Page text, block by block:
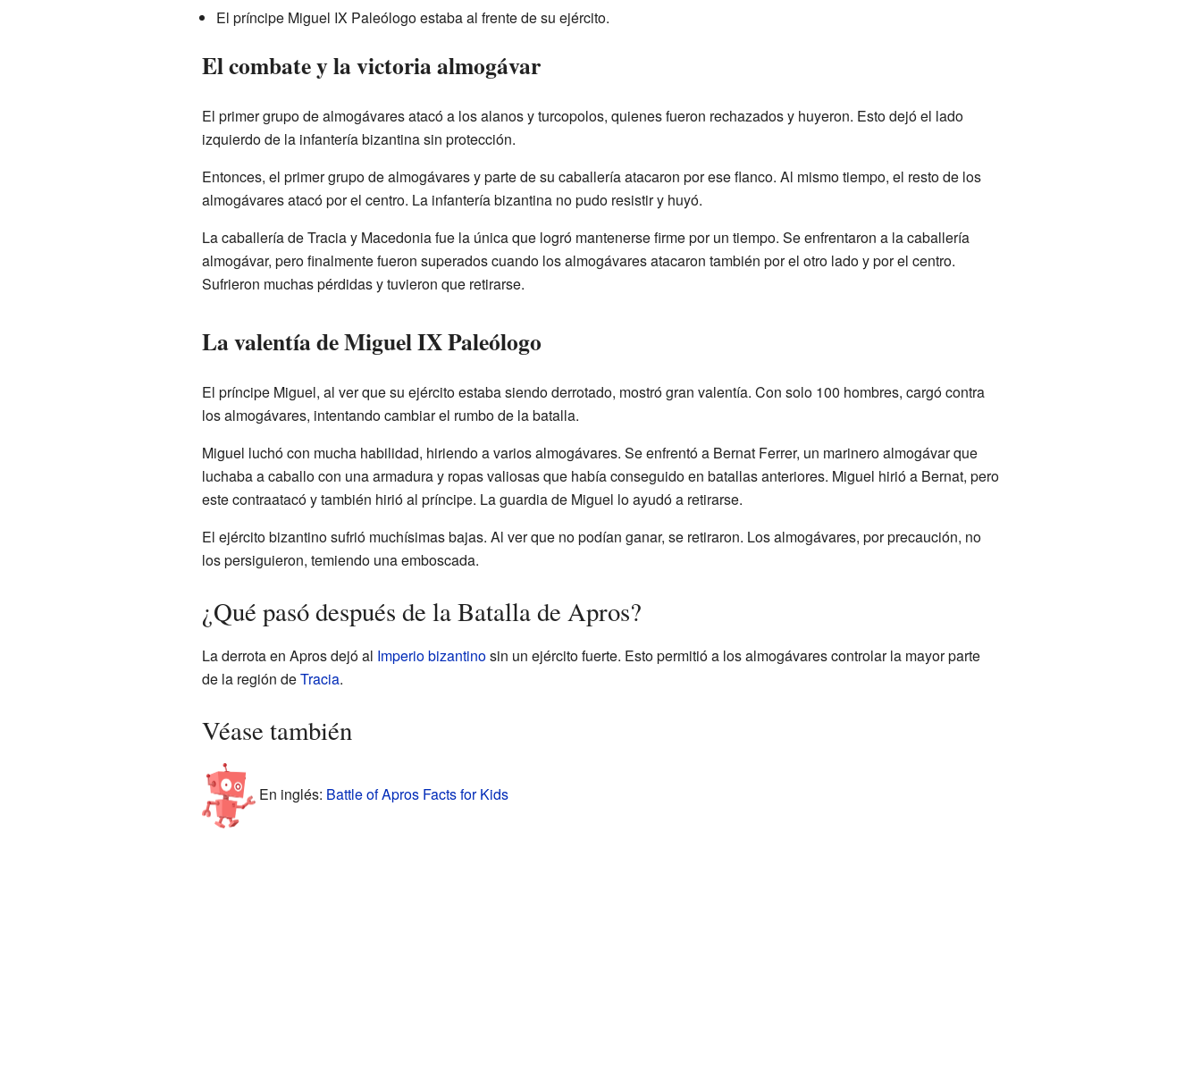
El príncipe Miguel IX Paleólogo estaba al frente de su ejército.
El combate y la victoria almogávar
El primer grupo de almogávares atacó a los alanos y turcopolos, quienes fueron rechazados y huyeron. Esto dejó el lado
izquierdo de la infantería bizantina sin protección.
Entonces, el primer grupo de almogávares y parte de su caballería atacaron por ese flanco. Al mismo tiempo, el resto de los
almogávares atacó por el centro. La infantería bizantina no pudo resistir y huyó.
La caballería de Tracia y Macedonia fue la única que logró mantenerse firme por un tiempo. Se enfrentaron a la caballería
almogávar, pero finalmente fueron superados cuando los almogávares atacaron también por el otro lado y por el centro.
Sufrieron muchas pérdidas y tuvieron que retirarse.
La valentía de Miguel IX Paleólogo
El príncipe Miguel, al ver que su ejército estaba siendo derrotado, mostró gran valentía. Con solo 100 hombres, cargó contra
los almogávares, intentando cambiar el rumbo de la batalla.
Miguel luchó con mucha habilidad, hiriendo a varios almogávares. Se enfrentó a Bernat Ferrer, un marinero almogávar que
luchaba a caballo con una armadura y ropas valiosas que había conseguido en batallas anteriores. Miguel hirió a Bernat, pero
este contraatacó y también hirió al príncipe. La guardia de Miguel lo ayudó a retirarse.
El ejército bizantino sufrió muchísimas bajas. Al ver que no podían ganar, se retiraron. Los almogávares, por precaución, no
los persiguieron, temiendo una emboscada.
¿Qué pasó después de la Batalla de Apros?
La derrota en Apros dejó al Imperio bizantinosin un ejército fuerte. Esto permitió a los almogávares controlar la mayor parte
de la región deTracia.
Véase también
En inglés: Battle of Apros Facts for Kids